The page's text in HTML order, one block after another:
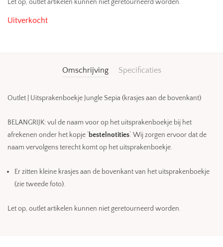
Let op, outlet artikelen kunnen niet geretourneerd worden.
Uitverkocht
Omschrijving Specificaties
Outlet | Uitsprakenboekje Jungle Sepia (krasjes aan de bovenkant)
BELANGRIJK: vul de naam voor op het uitsprakenboekje bij het
afrekenen onder het kopje ‘bestelnotities‘. Wij zorgen ervoor dat de
naam vervolgens terecht komt op het uitsprakenboekje.
Er zitten kleine krasjes aan de bovenkant van het uitsprakenboekje
(zie tweede foto).
Let op, outlet artikelen kunnen niet geretourneerd worden.